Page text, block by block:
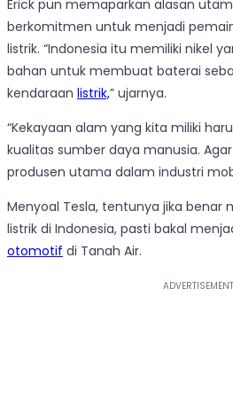
Erick pun memaparkan alasan
berkomitmen untuk menjadi
listrik. “Indonesia itu memiliki nikel
bahan untuk membuat baterai
kendaraan listrik,” ujarnya.
“Kekayaan alam yang kita miliki
kualitas sumber daya manusia.
produsen utama dalam industri
Menyoal Tesla, tentunya jika benar
listrik di Indonesia, pasti bakal
otomotif di Tanah Air.